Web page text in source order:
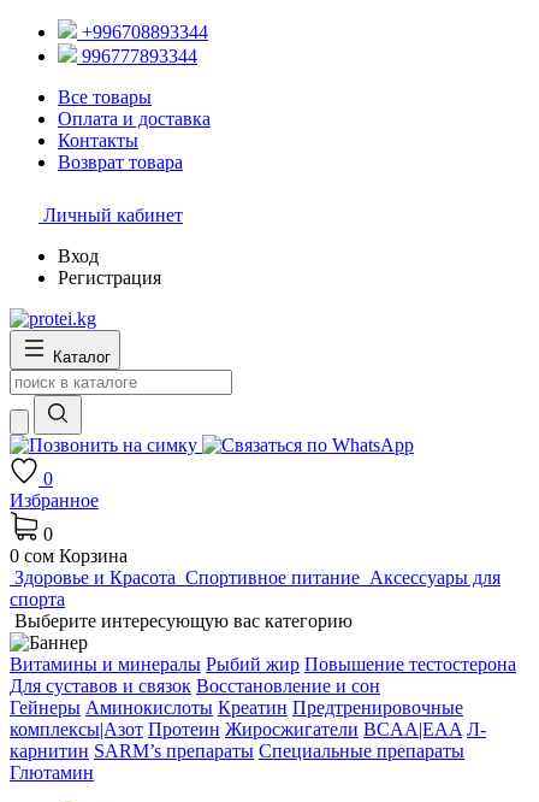
+996708893344
996777893344
Все товары
Оплата и доставка
Контакты
Возврат товара
Личный кабинет
Вход
Регистрация
Каталог
0
Избранное
0
0 сом Корзина
Здоровье и Красота Спортивное питание Аксессуары для
спорта
Выберите интересующую вас категорию
Витамины и минералы Рыбий жир Повышение тестостерона
Для суставов и связок Восстановление и сон
Гейнеры Аминокислоты Креатин Предтренировочные
комплексы|Азот Протеин Жиросжигатели BCAA|EAA Л-
карнитин SARM’s препараты Специальные препараты
Глютамин